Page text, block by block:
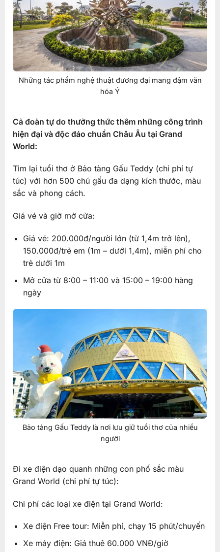
Những tác phẩm nghệ thuật đương đại mang đậm văn
hóa Ý
Cả đoàn tự do thưởng thức thêm những công trình
hiện đại và độc đáo chuẩn Châu Âu tại Grand
World:
Tìm lại tuổi thơ ở Bảo tàng Gấu Teddy (chi phí tự
túc) với hơn 500 chú gấu đa dạng kích thước, màu
sắc và phong cách.
Giá vé và giờ mở cửa:
Giá vé: 200.000đ/người lớn (từ 1,4m trở lên),
150.000đ/trẻ em (1m – dưới 1,4m), miễn phí cho
trẻ dưới 1m
Mở cửa từ 8:00 – 11:00 và 15:00 – 19:00 hàng
ngày
Bảo tàng Gấu Teddy là nơi lưu giữ tuổi thơ của nhiều
người
Đi xe điện dạo quanh những con phố sắc màu
Grand World (chi phí tự túc):
Chi phí các loại xe điện tại Grand World:
Xe điện Free tour: Miễn phí, chạy 15 phút/chuyến
Xe máy điện: Giá thuê 60.000 VNĐ/giờ